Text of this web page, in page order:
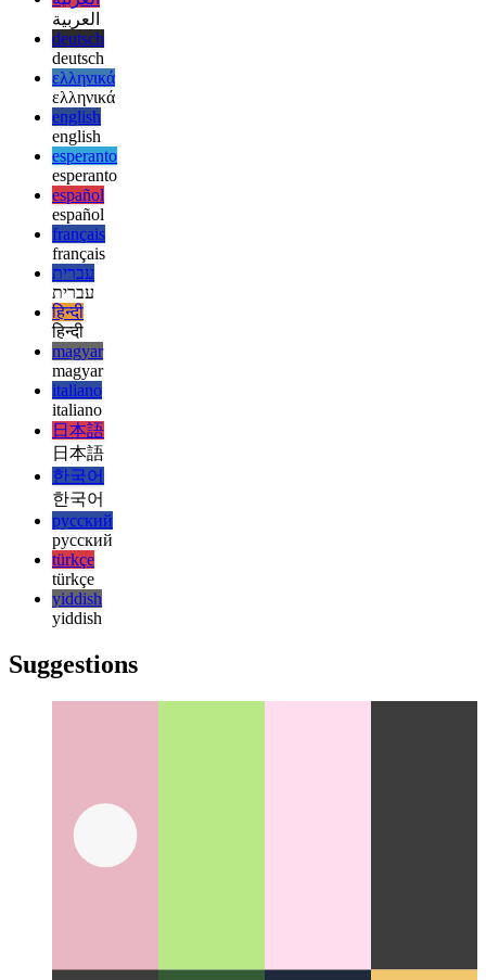
afrikaans
afrikaans
العربية
العربية
deutsch
deutsch
ελληνικά
ελληνικά
english
english
esperanto
esperanto
español
español
français
français
עברית
עברית
हिन्दी
हिन्दी
magyar
magyar
italiano
italiano
日本語
日本語
한국어
한국어
русский
русский
türkçe
türkçe
yiddish
yiddish